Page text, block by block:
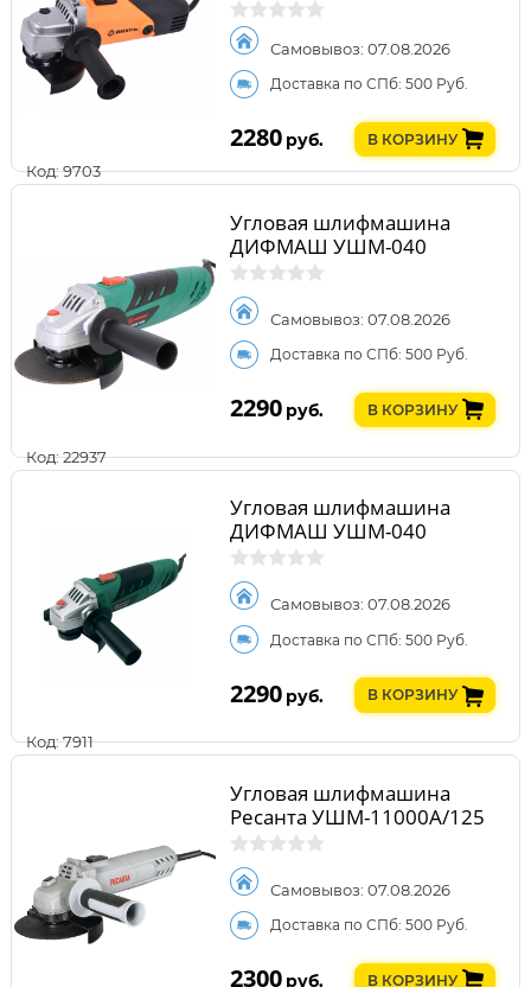
Код: 9703
Самовывоз: 07.08.2026
Доставка по СПб: 500 Руб.
2280 руб. В КОРЗИНУ
Код: 22937
Угловая шлифмашина
ДИФМАШ УШМ-040
Самовывоз: 07.08.2026
Доставка по СПб: 500 Руб.
2290 руб. В КОРЗИНУ
Код: 7911
Угловая шлифмашина
ДИФМАШ УШМ-040
Самовывоз: 07.08.2026
Доставка по СПб: 500 Руб.
2290 руб. В КОРЗИНУ
Угловая шлифмашина
Ресанта УШМ-11000А/125
Самовывоз: 07.08.2026
Доставка по СПб: 500 Руб.
2300 руб. В КОРЗИНУ